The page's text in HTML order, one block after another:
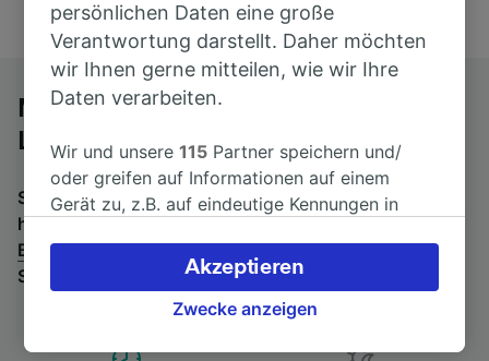
Mit dem Fernbus von Brügge nach
Liège-Guillemins
Suchen Sie nach einem Rückfahrtticket? Dann bitte
hier entlang:Fernbusse von Liège-Guillemins nach
Brügge.Wenn Sie lieber mit dem Zug fahren, prüfen
Sie die
Züge von Brügge bis Liège-Guillemins
persönlichen Daten eine große
Verantwortung darstellt. Daher möchten
wir Ihnen gerne mitteilen, wie wir Ihre
Daten verarbeiten.
Wir und unsere115 Partner speichern und/
oder greifen auf Informationen auf einem
Gerät zu, z.B. auf eindeutige Kennungen in
verarbeiten. Sie können Ihre Präferenzen
akzeptieren oder verwalten, einschließlich
Ihres Widerspruchsrechts bei berechtigtem
Zwecke anzeigen
Akzeptieren